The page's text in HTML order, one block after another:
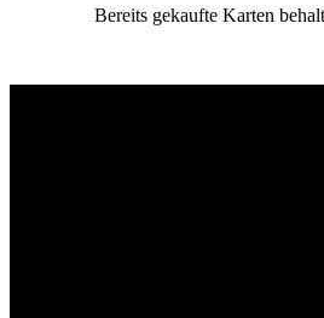
Bereits gekaufte Karten